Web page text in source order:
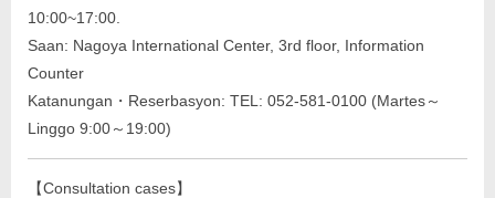
10:00~17:00.
Saan: Nagoya International Center, 3rd floor, Information
Counter
Katanungan・Reserbasyon: TEL: 052-581-0100 (Martes～
Linggo 9:00～19:00)
【Consultation cases】